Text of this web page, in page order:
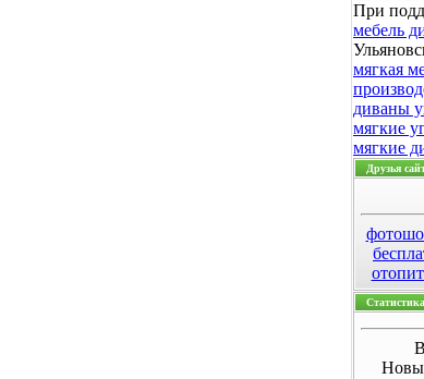
При
мебель
мягкая
диваны
мягкие
мягкие
Друзья
Статистика